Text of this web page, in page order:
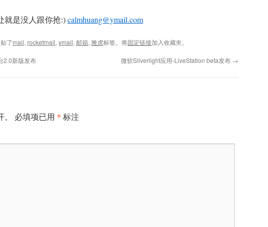
就是没人跟你抢:)calmhuang@ymail.com
了mail, rocketmail, ymail, 邮箱, 雅虎标签。将固定链接加入收藏夹。
2.0新版发布 微软Silverlight应用-LiveStation beta发布 →
必填项已用 * 标注